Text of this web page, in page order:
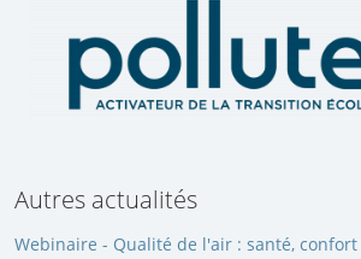
Autres actualités
Webinaire - Qualité de l'air : santé,